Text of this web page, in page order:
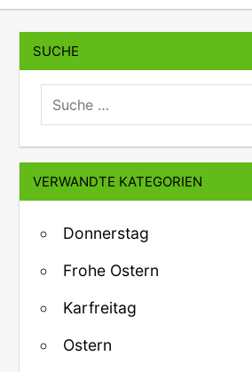
SUCHE
suche:
VERWANDTE KATEGORIEN
Donnerstag
Frohe Ostern
Karfreitag
Ostern